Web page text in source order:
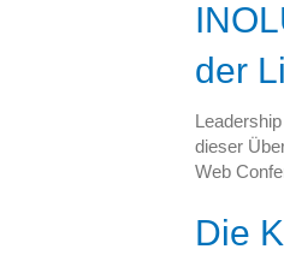
der
dieser
Web
Die